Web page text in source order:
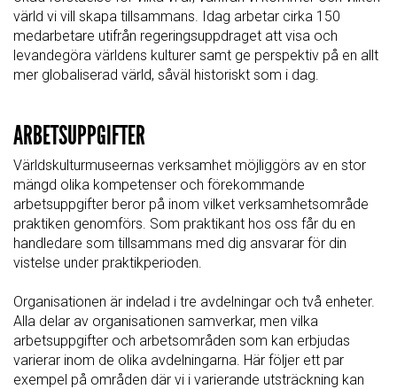
värld vi vill skapa tillsammans. Idag arbetar cirka 150
medarbetare utifrån regeringsuppdraget att visa och
levandegöra världens kulturer samt ge perspektiv på en allt
mer globaliserad värld, såväl historiskt som i dag.
ARBETSUPPGIFTER
Världskulturmuseernas verksamhet möjliggörs av en stor
mängd olika kompetenser och förekommande
arbetsuppgifter beror på inom vilket verksamhetsområde
praktiken genomförs. Som praktikant hos oss får du en
handledare som tillsammans med dig ansvarar för din
vistelse under praktikperioden.
Organisationen är indelad i tre avdelningar och två enheter.
Alla delar av organisationen samverkar, men vilka
arbetsuppgifter och arbetsområden som kan erbjudas
varierar inom de olika avdelningarna. Här följer ett par
exempel på områden där vi i varierande utsträckning kan